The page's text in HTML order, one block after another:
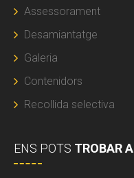
Assessorament
Desamiantatge
Galeria
Contenidors
Recollida selectiva
ENS POTS TROBAR A